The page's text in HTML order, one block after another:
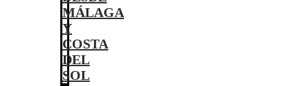
MÁLAGA
Y
COSTA
DEL
SOL